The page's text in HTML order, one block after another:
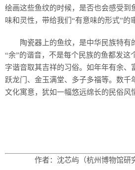
绘画这些鱼纹的时候，是否也会感受到
味和灵性，带给我们“有意味的形式”的
陶瓷器上的鱼纹，是中华民族特有
“余”的谐音，不是每个民族的鱼都发这
字谐音取其吉祥的习俗。如年年有余、
跃龙门、金玉满堂、多子多福等。数千
文化寓意，犹如一幅悠远绵长的民俗风
作者：沈芯屿（杭州博物馆研